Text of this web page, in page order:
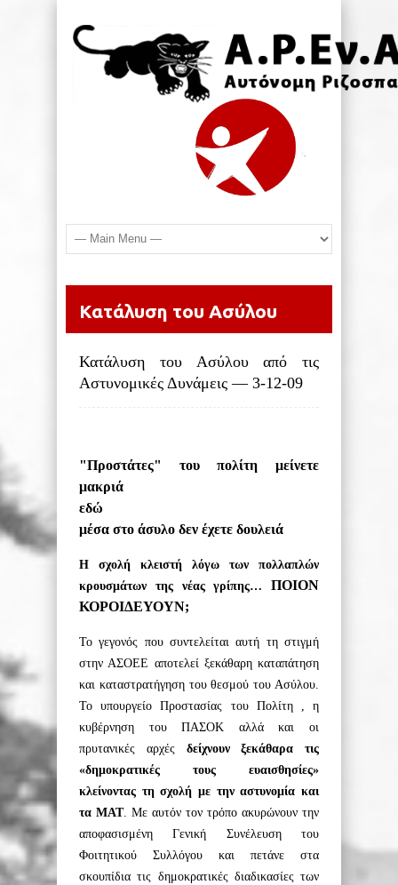
Κατάλυση του Ασύλου
Κατάλυση του Ασύλου από τις
Αστυνομικές Δυνάμεις — 3-12-09
"Προστάτες" του πολίτη μείνετε
μακριά
εδώ
μέσα στο άσυλο δεν έχετε δουλειά
Η σχολή κλειστή λόγω των πολλαπλών
κρουσμάτων της νέας γρίπης… ΠΟΙΟΝ
ΚΟΡΟΙΔΕΥΟΥΝ;
Το γεγονός που συντελείται αυτή τη στιγμή
στην ΑΣΟΕΕ αποτελεί ξεκάθαρη καταπάτηση
και καταστρατήγηση του θεσμού του Ασύλου.
Το υπουργείο Προστασίας του Πολίτη , η
κυβέρνηση του ΠΑΣΟΚ αλλά και οι
πρυτανικές αρχές δείχνουν ξεκάθαρα τις
«δημοκρατικές τους ευαισθησίες»
κλείνοντας τη σχολή με την αστυνομία και
τα ΜΑΤ. Με αυτόν τον τρόπο ακυρώνουν την
αποφασισμένη Γενική Συνέλευση του
Φοιτητικού Συλλόγου και πετάνε στα
σκουπίδια τις δημοκρατικές διαδικασίες των